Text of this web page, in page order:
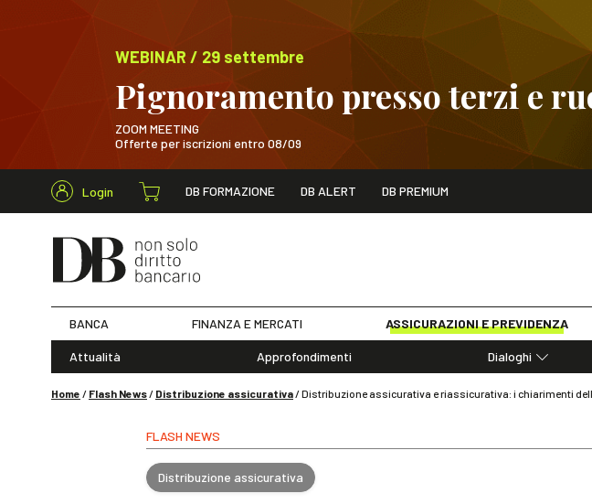
WEBINAR / 29 settembre
Pignoramento presso terzi e
ZOOM MEETING
Offerte per iscrizioni entro 08/09
WEBINAR / 29 settembre
Login DB FORMAZIONE DB ALERT DB PREMIUM
Cerca nel sito
BANCA FINANZA E MERCATI ASSICURAZIONI E PREVIDENZA
Attualità Approfondimenti
Dialoghi
Home / Flash News/ Distribuzione assicurativa/Distribuzione assicurativa e riassicurativa: i chiarimenti
FLASH NEWS
Distribuzione assicurativa